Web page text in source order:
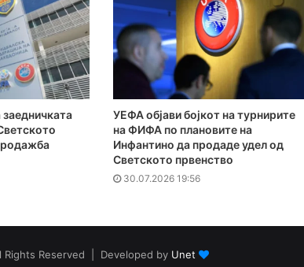
УЕФА објави бојкот на турнирите
на ФИФА по плановите на
Инфантино да продаде удел од
Светското првенство
30.07.2026 19:56
Rights Reserved | Developed by Unet